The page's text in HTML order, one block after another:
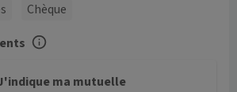
Chèque
ma mutuelle